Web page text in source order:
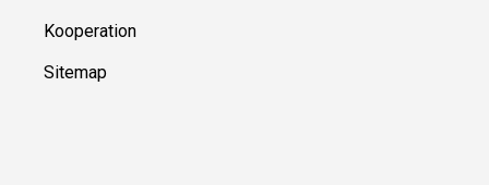
Kooperation
Sitemap